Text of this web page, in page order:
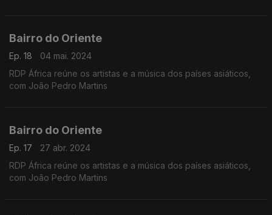
Bairro do Oriente
Ep. 18
04 mai. 2024
RDP África reúne os artistas e a música dos países asiáticos,
com João Pedro Martins
Bairro do Oriente
Ep. 17
27 abr. 2024
RDP África reúne os artistas e a música dos países asiáticos,
com João Pedro Martins